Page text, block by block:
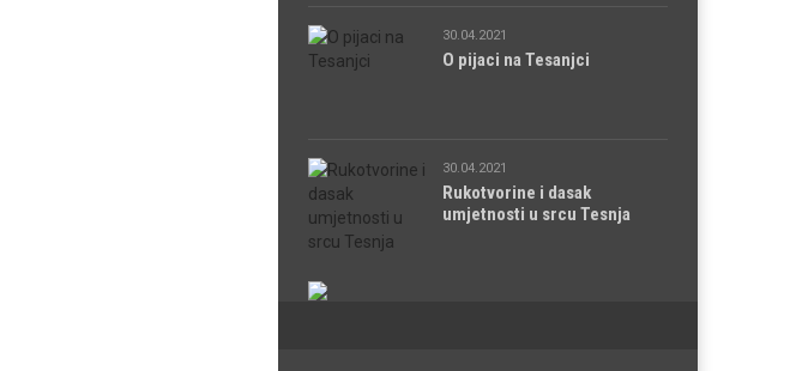
30.04.2021
O pijaci na Tesanjci
30.04.2021
Rukotvorine i dasak
umjetnosti u srcu Tesnja